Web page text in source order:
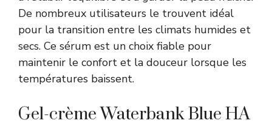
De nombreux utilisateurs le trouvent idéal
pour la transition entre les climats humides et
secs. Ce sérum est un choix fiable pour
maintenir le confort et la douceur lorsque les
températures baissent.
Gel-crème Waterbank Blue HA